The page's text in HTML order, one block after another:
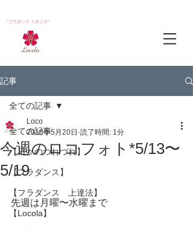
*フラダンス スタジオ*
記事
全ての記事
【日々のつれづれ】
【フラダンス】
【フラダンス 上達法】
【Locola】
全ての記事
今週のロコフォト*5/13〜
5/19
Loco
2018年5月20日 読了時間: 1分
先週は月曜〜水曜まで